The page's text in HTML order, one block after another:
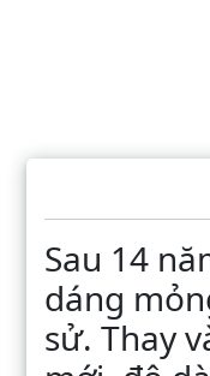
Sau 14
dáng
sử. Thay